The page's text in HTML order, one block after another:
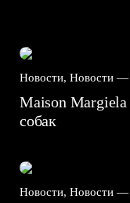
Новости, Новости —
Maison Margiela
собак
Новости, Новости —